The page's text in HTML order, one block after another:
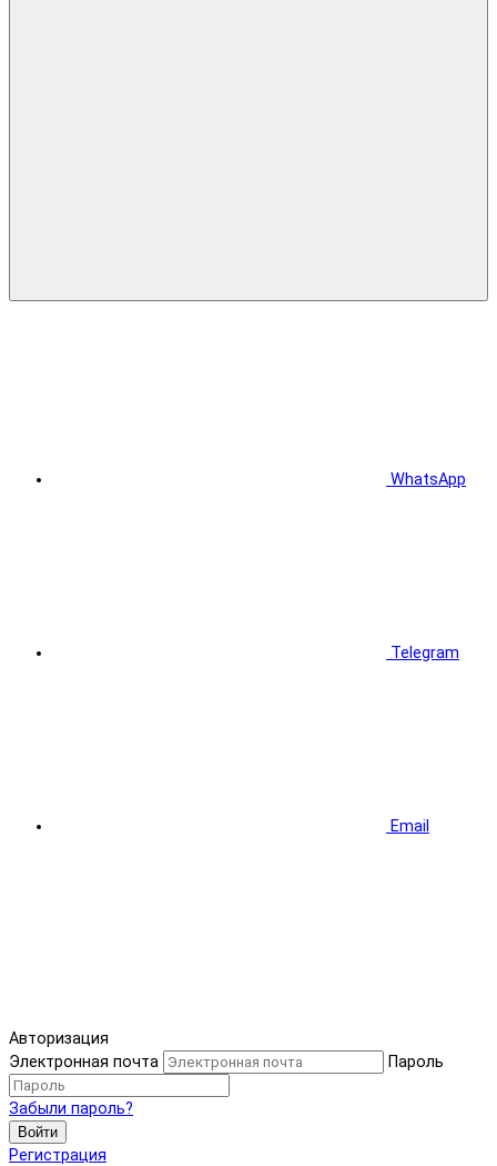
WhatsApp
Telegram
Email
Авторизация
Электронная почта
Пароль
Забыли пароль?
Войти
Регистрация